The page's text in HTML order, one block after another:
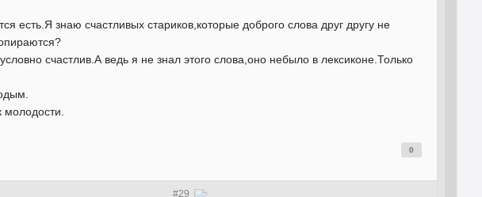
есть.Я знаю счастливых стариков,которые доброго слова друг другу не
счастлив.А ведь я не знал этого слова,оно небыло в лексиконе.Только
молодости.
0
#29